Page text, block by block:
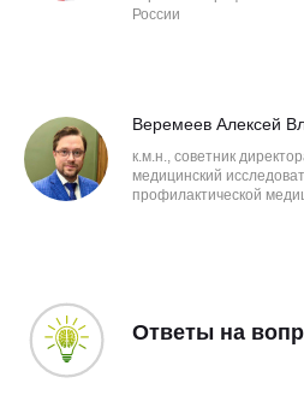
России
Веремеев Алексей
к.м.н., советник
медицинский
профилактической
Ответы на